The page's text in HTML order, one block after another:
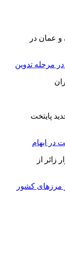
مرحله تدوین
در ابهام